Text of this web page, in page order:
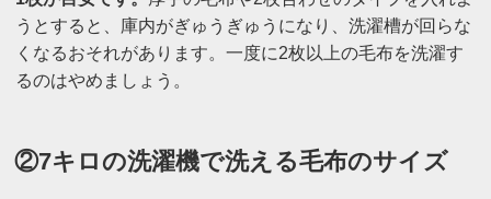
うとすると、庫内がぎゅうぎゅうになり、洗濯槽が回らな
くなるおそれがあります。一度に2枚以上の毛布を洗濯す
るのはやめましょう。
②7キロの洗濯機で洗える毛布のサイズ